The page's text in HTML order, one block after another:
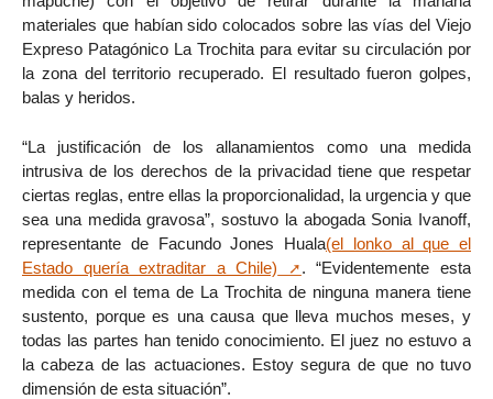
materiales que habían sido colocados sobre las vías del Viejo
Expreso Patagónico La Trochita para evitar su circulación por
la zona del territorio recuperado. El resultado fueron golpes,
balas y heridos.
“La justificación de los allanamientos como una medida
intrusiva de los derechos de la privacidad tiene que respetar
ciertas reglas, entre ellas la proporcionalidad, la urgencia y que
sea una medida gravosa”, sostuvo la abogada Sonia Ivanoff,
representante de Facundo Jones Huala(el lonko al que el
Estado quería extraditar a Chile)
. “Evidentemente esta
medida con el tema de La Trochita de ninguna manera tiene
sustento, porque es una causa que lleva muchos meses, y
todas las partes han tenido conocimiento. El juez no estuvo a
la cabeza de las actuaciones. Estoy segura de que no tuvo
dimensión de esta situación”.